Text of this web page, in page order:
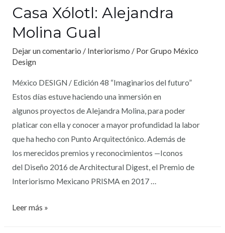
Casa Xólotl: Alejandra
Molina Gual
Dejar un comentario / Interiorismo / PorGrupo México
Design
México DESIGN / Edición 48 “Imaginarios del futuro”
Estos días estuve haciendo una inmersión en
algunos proyectos de Alejandra Molina, para poder
platicar con ella y conocer a mayor profundidad la labor
que ha hecho con Punto Arquitectónico. Además de
los merecidos premios y reconocimientos —Iconos
del Diseño 2016 de Architectural Digest, el Premio de
Interiorismo Mexicano PRISMA en 2017 …
Leer más »